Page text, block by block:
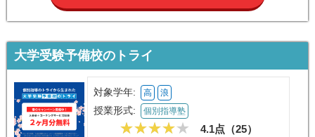
大学受験予備校のトライ
対象学年: 高 浪
授業形式: 個別指導塾
4.1点（25）